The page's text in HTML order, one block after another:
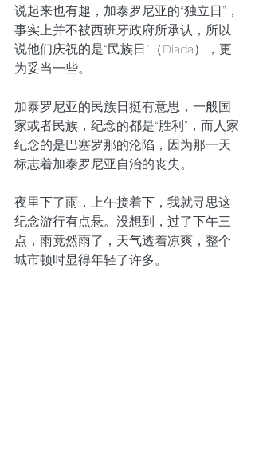
说起来也有趣，加泰罗尼亚的“独立日”，
事实上并不被西班牙政府所承认，所以
说他们庆祝的是“民族日”（Diada），更
为妥当一些。
加泰罗尼亚的民族日挺有意思，一般国
家或者民族，纪念的都是“胜利”，而人家
纪念的是巴塞罗那的沦陷，因为那一天
标志着加泰罗尼亚自治的丧失。
夜里下了雨，上午接着下，我就寻思这
纪念游行有点悬。没想到，过了下午三
点，雨竟然雨了，天气透着凉爽，整个
城市顿时显得年轻了许多。